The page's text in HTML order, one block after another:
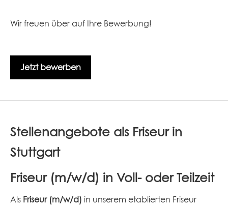
Wir freuen über auf Ihre Bewerbung!
Jetzt bewerben
Stellenangebote als Friseur in
Stuttgart
Friseur (m/w/d) in Voll- oder Teilzeit
Als Friseur (m/w/d) in unserem etablierten Friseur